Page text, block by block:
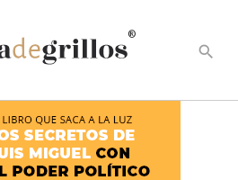
®
search